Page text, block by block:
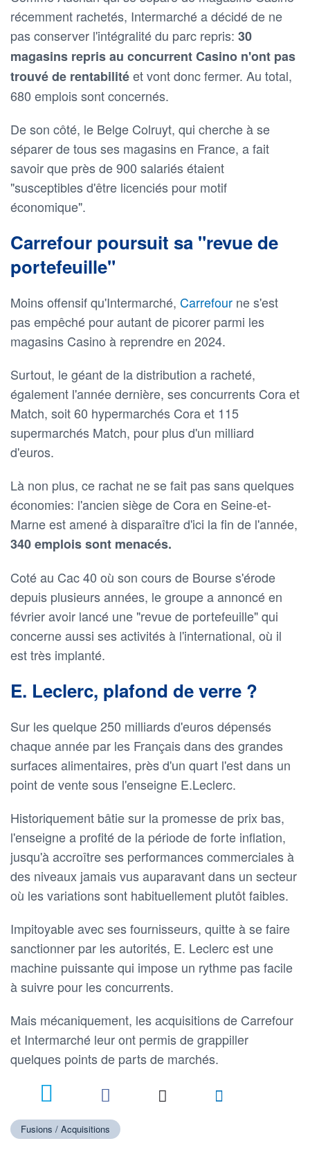
récemment rachetés, Intermarché a décidé de ne
pas conserver l'intégralité du parc repris: 30
magasins repris au concurrent Casino n'ont pas
trouvé de rentabilitéet vont donc fermer. Au total,
680 emplois sont concernés.
De son côté, le Belge Colruyt, qui cherche à se
séparer de tous ses magasins en France, a fait
savoir que près de 900 salariés étaient
"susceptibles d'être licenciés pour motif
économique".
Carrefour poursuit sa "revue de
portefeuille"
Moins offensif qu'Intermarché, Carrefour ne s'est
pas empêché pour autant de picorer parmi les
magasins Casino à reprendre en 2024.
Surtout, le géant de la distribution a racheté,
également l'année dernière, ses concurrents Cora et
Match, soit 60 hypermarchés Cora et 115
supermarchés Match, pour plus d'un milliard
d'euros.
Là non plus, ce rachat ne se fait pas sans quelques
économies: l'ancien siège de Cora en Seine-et-
Marne est amené à disparaître d'ici la fin de l'année,
340 emplois sont menacés.
Coté au Cac 40 où son cours de Bourse s'érode
depuis plusieurs années, le groupe a annoncé en
février avoir lancé une "revue de portefeuille" qui
concerne aussi ses activités à l'international, où il
est très implanté.
E. Leclerc, plafond de verre ?
Sur les quelque 250 milliards d'euros dépensés
chaque année par les Français dans des grandes
surfaces alimentaires, près d'un quart l'est dans un
point de vente sous l'enseigne E.Leclerc.
Historiquement bâtie sur la promesse de prix bas,
l'enseigne a profité de la période de forte inflation,
jusqu'à accroître ses performances commerciales à
des niveaux jamais vus auparavant dans un secteur
où les variations sont habituellement plutôt faibles.
Impitoyable avec ses fournisseurs, quitte à se faire
sanctionner par les autorités, E. Leclerc est une
machine puissante qui impose un rythme pas facile
à suivre pour les concurrents.
Mais mécaniquement, les acquisitions de Carrefour
et Intermarché leur ont permis de grappiller
quelques points de parts de marchés.
Fusions / Acquisitions